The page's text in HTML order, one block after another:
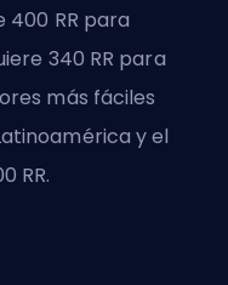
400 RR para
340 RR para
más fáciles
y el
RR.